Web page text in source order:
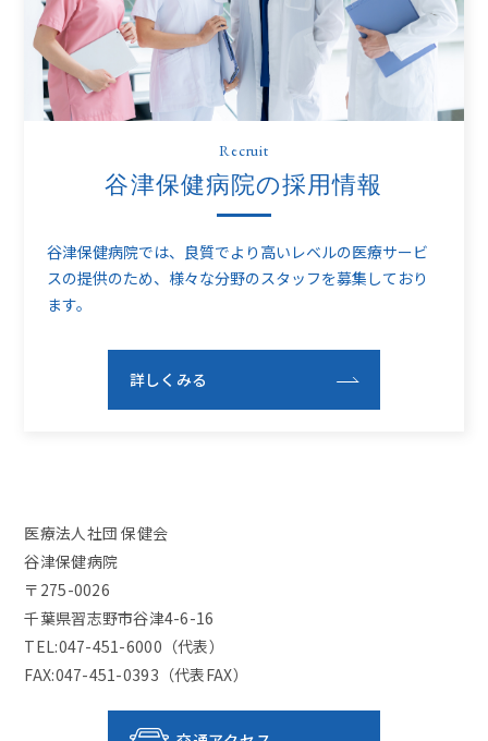
Recruit
谷津保健病院の採用情報
谷津保健病院では、良質でより高いレベルの医療サービ
スの提供のため、 様々な分野のスタッフを募集しており
ます。
詳しくみる
医療法人社団 保健会
谷津保健病院
〒275-0026
千葉県習志野市谷津4-6-16
TEL:047-451-6000（代表）
FAX:047-451-0393（代表FAX）